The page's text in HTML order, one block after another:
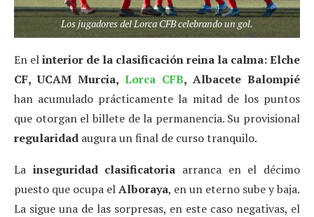
Los jugadores del Lorca CFB celebrando un gol.
En elinterior de la clasificación reina la calma: Elche
CF, UCAM Murcia, Lorca CFB, Albacete Balompié
han acumulado prácticamente la mitad de los puntos
que otorgan el billete de la permanencia. Su provisional
regularidad augura un final de curso tranquilo.
La inseguridad clasificatoria arranca en el décimo
puesto que ocupa elAlboraya, en un eterno sube y baja.
La sigue una de las sorpresas, en este caso negativas, el